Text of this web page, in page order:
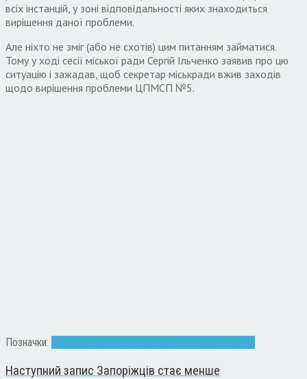
всіх інстанцій, у зоні відповідальності яких знаходиться
вирішення даної проблеми.
Але ніхто не зміг (або не схотів) цим питанням займатися.
Тому у ході сесії міської ради Сергій Ільченко заявив про цю
ситуацію і зажадав, щоб секретар міськради вжив заходів
щодо вирішення проблеми ЦПМСП №5.
Позначки:
Наступний запис Запоріжців стає менше